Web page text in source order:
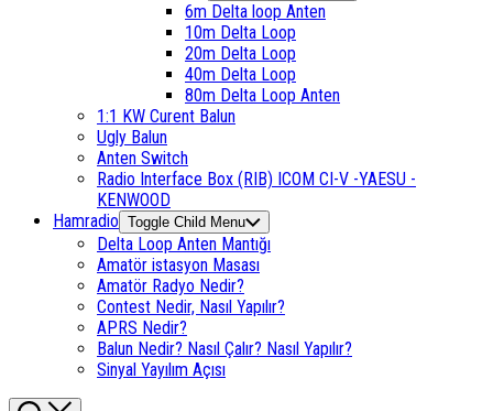
6m Delta loop Anten
10m Delta Loop
20m Delta Loop
40m Delta Loop
80m Delta Loop Anten
1:1 KW Curent Balun
Ugly Balun
Anten Switch
Radio Interface Box (RIB) ICOM CI-V -YAESU -
KENWOOD
Hamradio Toggle Child Menu
Delta Loop Anten Mantığı
Amatör istasyon Masası
Amatör Radyo Nedir?
Contest Nedir, Nasıl Yapılır?
APRS Nedir?
Balun Nedir? Nasıl Çalır? Nasıl Yapılır?
Sinyal Yayılım Açısı